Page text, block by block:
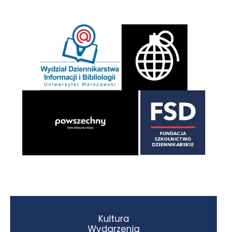
Kultura
Wydarzenia